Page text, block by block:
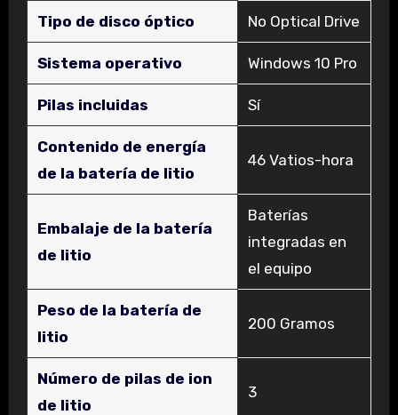
Tipo de disco óptico ‎No Optical Drive
Sistema operativo ‎Windows 10 Pro
Pilas incluidas ‎Sí
Contenido de energía
de la batería de litio
‎46 Vatios-hora
Embalaje de la batería
de litio
‎Baterías
integradas en
el equipo
Peso de la batería de
litio
‎200 Gramos
Número de pilas de ion
de litio
‎3